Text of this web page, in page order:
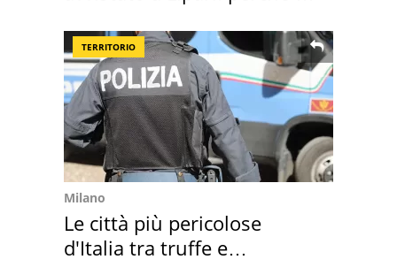
TERRITORIO
Milano
Le città più pericolose
d'Italia tra truffe e